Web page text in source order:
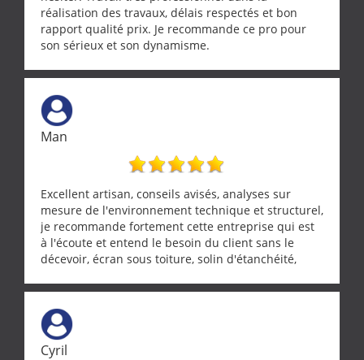
réalisation des travaux, délais respectés et bon
rapport qualité prix. Je recommande ce pro pour
son sérieux et son dynamisme.
Man
Excellent artisan, conseils avisés, analyses sur
mesure de l'environnement technique et structurel,
je recommande fortement cette entreprise qui est
à l'écoute et entend le besoin du client sans le
décevoir, écran sous toiture, solin d'étanchéité,
récupérateur d'eau, tout a été parfaitement mis en
œuvre sans besoin d'y revenir. confiance assurée.
Cyril